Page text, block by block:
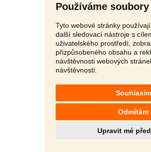
Používáme
Tyto webové stránky
další sledovací nástroje s
uživatelského prostředí,
přizpůsobeného obsahu a
návštěvnosti webových
návštěvnosti.
Souhlasím
Odmítám
Upravit mé